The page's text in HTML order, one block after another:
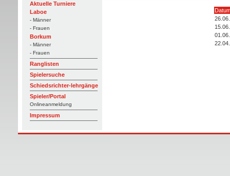
Aktuelle Turniere
Laboe
- Männer
- Frauen
Borkum
- Männer
- Frauen
Ranglisten
Spielersuche
Schiedsrichter-lehrgänge
Spieler/Portal
Onlineanmeldung
Impressum